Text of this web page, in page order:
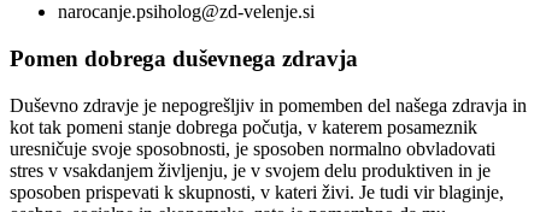
narocanje.psiholog@zd-velenje.si
Pomen dobrega duševnega zdravja
Duševno zdravje je nepogrešljiv in pomemben del našega zdravja in
kot tak pomeni stanje dobrega počutja, v katerem posameznik
uresničuje svoje sposobnosti, je sposoben normalno obvladovati
stres v vsakdanjem življenju, je v svojem delu produktiven in je
sposoben prispevati k skupnosti, v kateri živi. Je tudi vir blaginje,